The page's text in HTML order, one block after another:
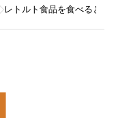
レトルト食品を食べるとき